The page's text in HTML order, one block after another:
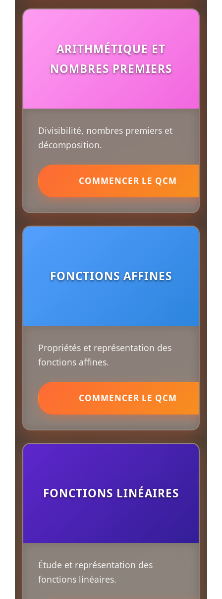
ARITHMÉTIQUE ET
NOMBRES PREMIERS
Divisibilité, nombres premiers et
décomposition.
COMMENCER LE QCM
FONCTIONS AFFINES
Propriétés et représentation des
fonctions affines.
COMMENCER LE QCM
FONCTIONS LINÉAIRES
Étude et représentation des
fonctions linéaires.